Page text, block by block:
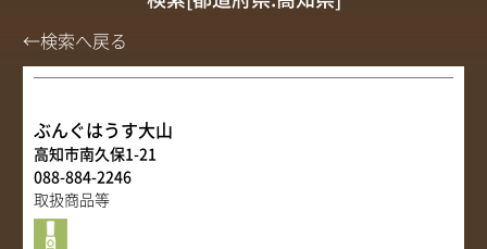
胡粉ネイル
絵具
胡粉コスメ
京花舞
胡粉石鹸
お知らせ
最新情報
メディア掲載
ねいる図案帖
日本画作品帖
白狐通信
上羽絵惣について
会社概要
想い
お問い合わせ
カタログ請求
←検索へ戻る
ぶんぐはうす大山
高知市南久保1-21
088-884-2246
取扱商品等